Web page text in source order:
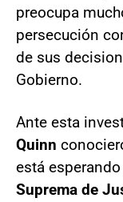
preocupa
persecución
de sus
Gobierno.
Ante esta
Quinn
está
Suprema de